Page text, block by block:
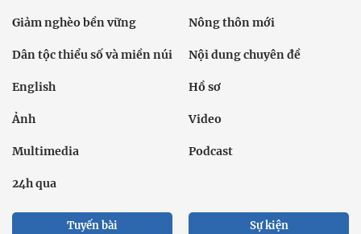
Giảm nghèo bền vững Nông thôn mới
Dân tộc thiểu số và miền núi Nội dung chuyên đề
English Hồ sơ
Ảnh Video
Multimedia Podcast
24h qua
Tuyến bài Sự kiện